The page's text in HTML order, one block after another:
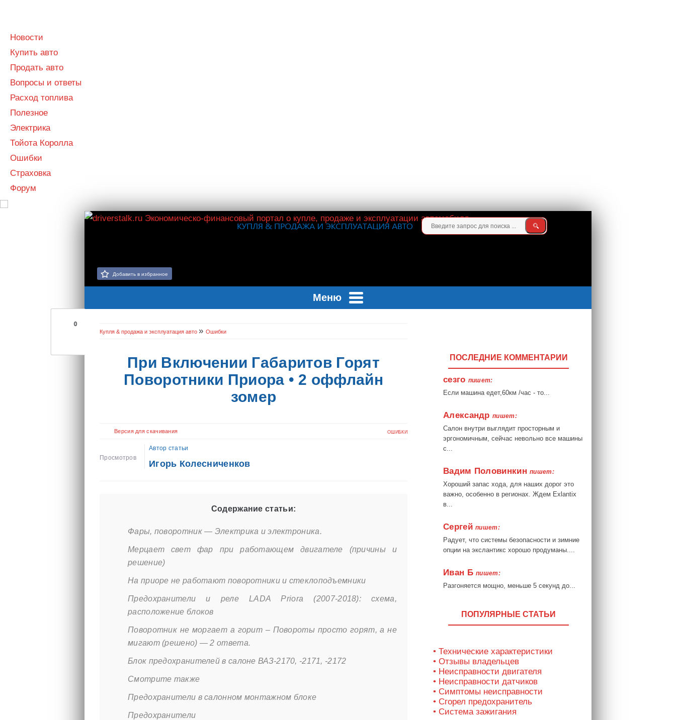
Новости
Купить авто
Продать авто
Вопросы и ответы
Расход топлива
Полезное
Электрика
Тойота Королла
Ошибки
Страховка
Форум
Добавить в избранное
Меню
0
Купля & продажа и эксплуатация авто » Ошибки
При Включении Габаритов Горят
Поворотники Приора • 2 оффлайн
зомер
Версия для скачивания ОШИБКИ
Просмотров
Автор статьи
Игорь Колесниченков
Содержание статьи:
Фары, поворотник — Электрика и электроника.
Мерцает свет фар при работающем двигателе (причины и
решение)
На приоре не работают поворотники и стеклоподъемники
Предохранители и реле LADA Priora (2007-2018): схема,
расположение блоков
Поворотник не моргает а горит – Повороты просто горят, а не
мигают (решено) — 2 ответа.
Блок предохранителей в салоне ВАЗ-2170, -2171, -2172
Смотрите также
Предохранители в салонном монтажном блоке
Предохранители
ПОСЛЕДНИЕ КОММЕНТАРИИ
сезго пишет:
Если машина едет,60км /час - то...
Александр пишет:
Салон внутри выглядит просторным и
эргономичным, сейчас невольно все машины
с...
Вадим Половинкинпишет:
Хороший запас хода, для наших дорог это
важно, особенно в регионах. Ждем Exlantix
в...
Сергейпишет:
Радует, что системы безопасности и зимние
опции на экслантикс хорошо продуманы....
Иван Бпишет:
Разгоняется мощно, меньше 5 секунд до...
ПОПУЛЯРНЫЕ СТАТЬИ
• Технические характеристики
• Отзывы владельцев
• Неисправности двигателя
• Неисправности датчиков
• Симптомы неисправности
• Сгорел предохранитель
• Система зажигания